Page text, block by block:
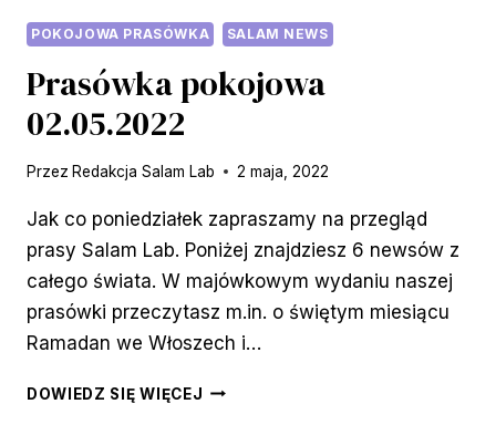
POKOJOWA PRASÓWKA SALAM NEWS
Prasówka pokojowa
02.05.2022
Przez Redakcja Salam Lab 2 maja, 2022
Jak co poniedziałek zapraszamy na przegląd
prasy Salam Lab. Poniżej znajdziesz 6 newsów z
całego świata. W majówkowym wydaniu naszej
prasówki przeczytasz m.in. o świętym miesiącu
Ramadan we Włoszech i…
DOWIEDZ SIĘ WIĘCEJ PRASÓWKA